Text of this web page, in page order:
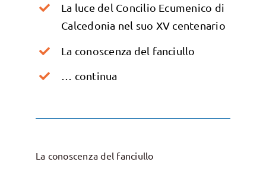
La luce del Concilio Ecumenico di
Calcedonia nel suo XV centenario
La conoscenza del fanciullo
… continua
La conoscenza del fanciullo